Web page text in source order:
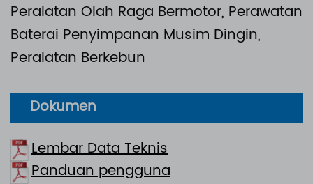
Peralatan Olah Raga Bermotor, Perawatan
Baterai Penyimpanan Musim Dingin,
Peralatan Berkebun
Dokumen
Lembar Data Teknis
Panduan pengguna